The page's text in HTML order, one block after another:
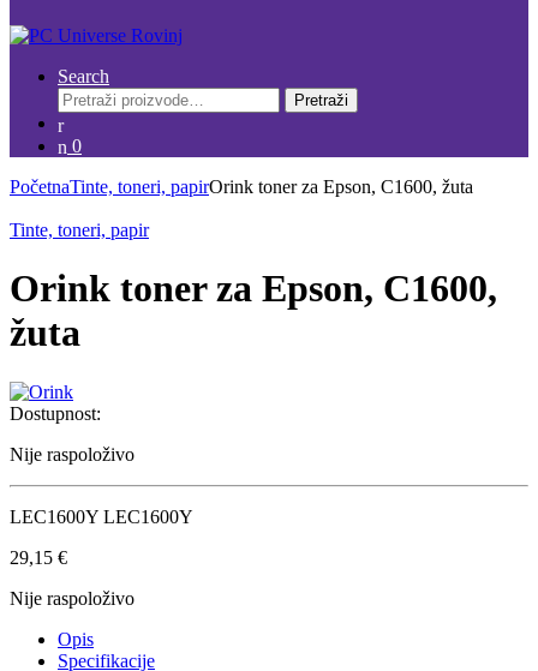
Search
Pretraži:
Pretraži
0
PočetnaTinte, toneri, papirOrink toner za Epson, C1600, žuta
Tinte, toneri, papir
Orink toner za Epson, C1600,
žuta
Dostupnost:
Nije raspoloživo
LEC1600Y LEC1600Y
29,15 €
Nije raspoloživo
Opis
Specifikacije